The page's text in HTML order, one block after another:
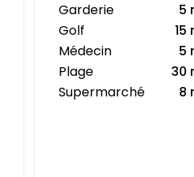
Garderie
5
Golf
15
Médecin
5
Plage
30
Supermarché
8